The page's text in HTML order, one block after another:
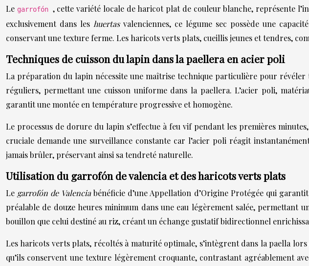
Le garrofón , cette variété locale de haricot plat de couleur blanche, représente
exclusivement dans les huertas valenciennes, ce légume sec possède une
conservant une texture ferme. Les haricots verts plats, cueillis jeunes et tendres,
Techniques de cuisson du lapin dans la paellera en acier poli
La préparation du lapin nécessite une maîtrise technique particulière pour
réguliers, permettant une cuisson uniforme dans la paellera. L’acier poli,
garantit une montée en température progressive et homogène.
Le processus de dorure du lapin s’effectue à feu vif pendant les premières
cruciale demande une surveillance constante car l’acier poli réagit
jamais brûler, préservant ainsi sa tendreté naturelle.
Utilisation du garrofón de valencia et des haricots verts plats
Le garrofón de Valencia bénéficie d’une Appellation d’Origine Protégée qui
préalable de douze heures minimum dans une eau légèrement salée, permettant
bouillon que celui destiné au riz, créant un échange gustatif bidirectionnel
Les haricots verts plats, récoltés à maturité optimale, s’intègrent dans la paella
qu’ils conservent une texture légèrement croquante, contrastant agréablement